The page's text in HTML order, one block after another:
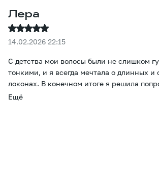
Лера
14.02.2026 22:15
С детства мои волосы были не слишком
тонкими, и я всегда мечтала о длинных и
локонах. В конечном итоге я решила
наращивание. Больше всего меня
Ещё